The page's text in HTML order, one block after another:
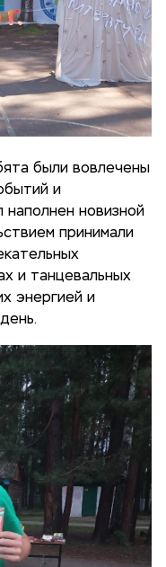
были вовлечены
и
новизной
принимали
и танцевальных
энергией и